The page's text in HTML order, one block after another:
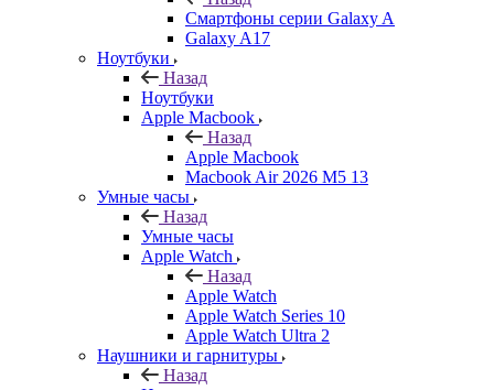
Смартфоны серии Galaxy A
Galaxy A17
Ноутбуки
Назад
Ноутбуки
Apple Macbook
Назад
Apple Macbook
Macbook Air 2026 M5 13
Умные часы
Назад
Умные часы
Apple Watch
Назад
Apple Watch
Apple Watch Series 10
Apple Watch Ultra 2
Наушники и гарнитуры
Назад